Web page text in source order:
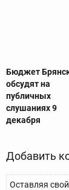
Бюджет
обсудят на
публичных
слушаниях 9
декабря
Добавить
Оставляя